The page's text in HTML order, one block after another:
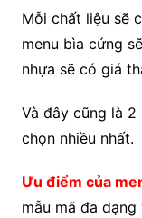
Mỗi chất liệu sẽ
menu bìa cứng
nhựa sẽ có giá
Và đây cũng là
chọn nhiều nhất.
Ưu điểm của
mẫu mã đa